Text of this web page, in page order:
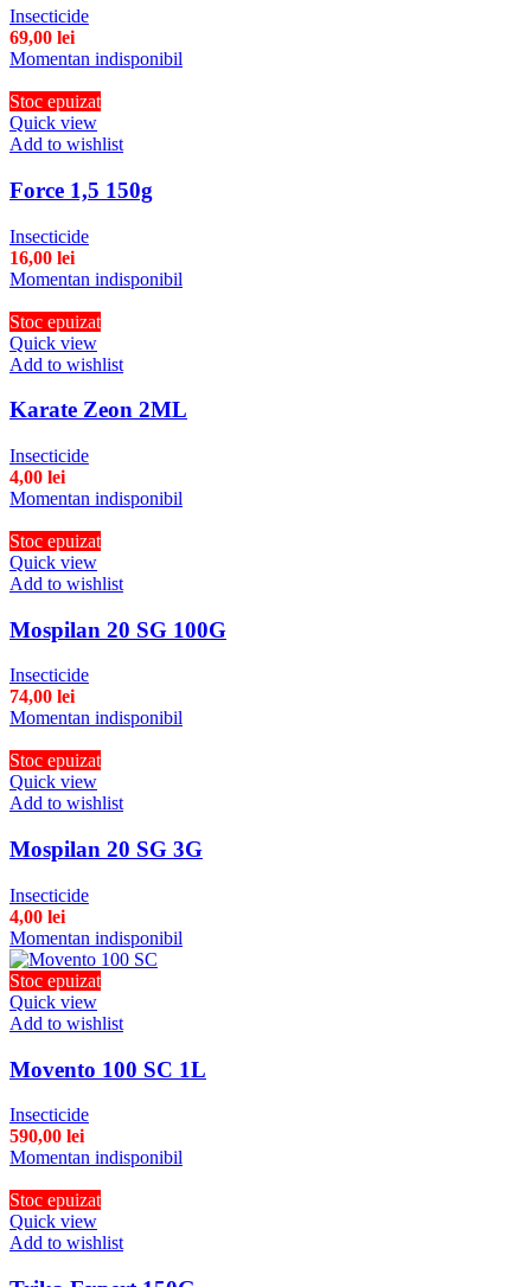
Insecticide
69,00 lei
Momentan indisponibil
Stoc epuizat
Quick view
Add to wishlist
Force 1,5 150g
Insecticide
16,00 lei
Momentan indisponibil
Stoc epuizat
Quick view
Add to wishlist
Karate Zeon 2ML
Insecticide
4,00 lei
Momentan indisponibil
Stoc epuizat
Quick view
Add to wishlist
Mospilan 20 SG 100G
Insecticide
74,00 lei
Momentan indisponibil
Stoc epuizat
Quick view
Add to wishlist
Mospilan 20 SG 3G
Insecticide
4,00 lei
Momentan indisponibil
Stoc epuizat
Quick view
Add to wishlist
Movento 100 SC 1L
Insecticide
590,00 lei
Momentan indisponibil
Stoc epuizat
Quick view
Add to wishlist